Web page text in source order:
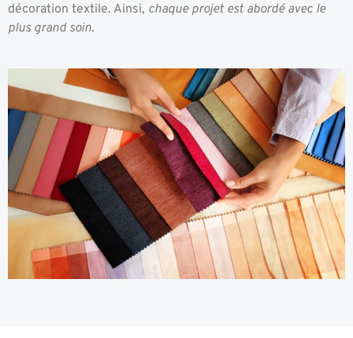
décoration textile. Ainsi, chaque projet est abordé avec le
plus grand soin.